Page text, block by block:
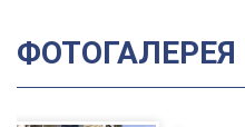
ФОТОГАЛЕРЕЯ